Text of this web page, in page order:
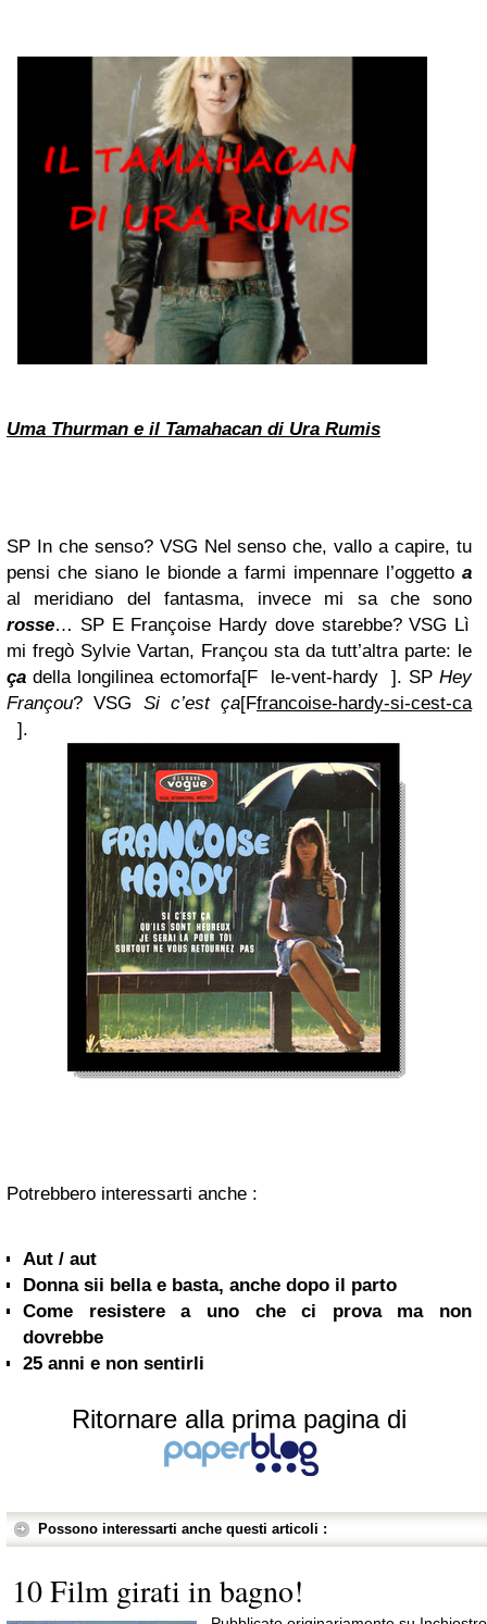
Uma Thurman e il Tamahacan di Ura Rumis
SP In che senso? VSG Nel senso che, vallo a capire, tu
pensi che siano le bionde a farmi impennare l’oggetto a
al meridiano del fantasma, invece mi sa che sono
rosse… SPE Françoise Hardy dove starebbe?VSG Lì
mi fregò Sylvie Vartan, Françou sta da tutt’altra parte: le
ça della longilinea ectomorfa[F le-vent-hardy ]. SP Hey
Françou?VSG Si c’est ça[Ffrancoise-hardy-si-cest-ca
].
Potrebbero interessarti anche :
Aut / aut
Donna sii bella e basta, anche dopo il parto
Come resistere a uno che ci prova ma non
dovrebbe
25 anni e non sentirli
Ritornare alla prima pagina di
Possono interessarti anche questi articoli :
10 Film girati in bagno!